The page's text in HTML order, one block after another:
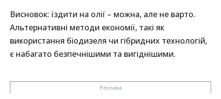
Висновок: їздити на олії – можна, але не варто.
Альтернативні методи економії, такі як
використання біодизеля чи гібридних технологій,
є набагато безпечнішими та вигіднішими.